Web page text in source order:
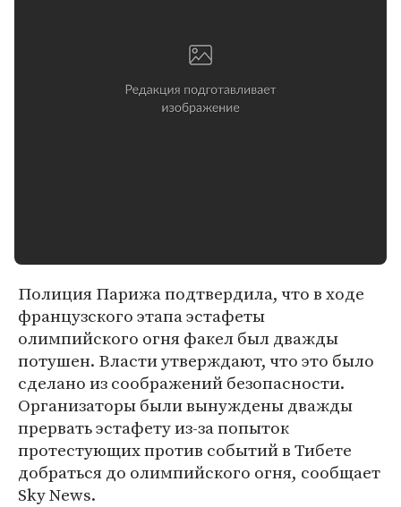
Полиция Парижа подтвердила, что в ходе
французского этапа эстафеты
олимпийского огня факел был дважды
потушен. Власти утверждают, что это было
сделано из соображений безопасности.
Организаторы были вынуждены дважды
прервать эстафету из-за попыток
протестующих против событий в Тибете
добраться до олимпийского огня, сообщает
Sky News.